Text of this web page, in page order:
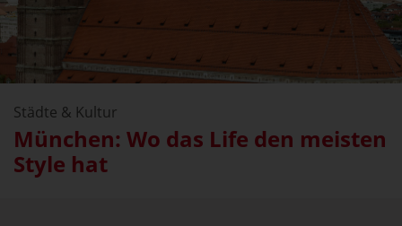
Städte & Kultur
München: Wo das Life den meisten
Style hat